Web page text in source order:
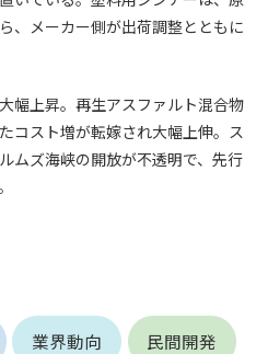
、メーカー側が出荷調整とともに
幅上昇。再生アスファルト混合物
コスト増が転嫁され大幅上伸。ス
ムズ海峡の開放が不透明で、先行
業界動向 民間開発
果、会員申込みをした者が以下
ことがあります。
在しなかった場合
項に虚偽があった場合
ことを不適当と判断した場合